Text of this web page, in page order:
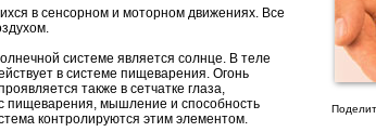
в сенсорном и моторном движениях. Все
системе является солнце. В теле
в системе пищеварения. Огонь
также в сетчатке глаза,
пищеварения, мышление и способность
контролируются этим элементом.